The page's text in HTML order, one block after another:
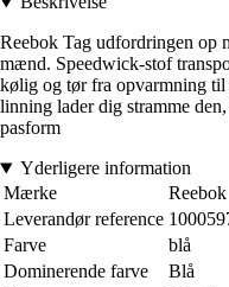
Reebok Tag udfordringen op
mænd. Speedwick-stof
kølig og tør fra opvarmning til
linning lader dig stramme
pasform
Yderligere information
Mærke
Reebok
Leverandør reference
Farve
blå
Dominerende farve
Blå